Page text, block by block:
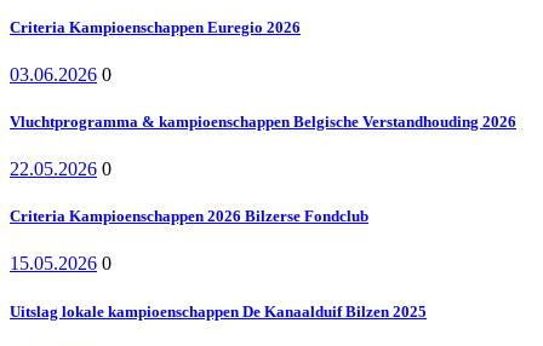
Criteria Kampioenschappen Euregio 2026
03.06.2026 0
Vluchtprogramma & kampioenschappen Belgische Verstandhouding 2026
22.05.2026 0
Criteria Kampioenschappen 2026 Bilzerse Fondclub
15.05.2026 0
Uitslag lokale kampioenschappen De Kanaalduif Bilzen 2025